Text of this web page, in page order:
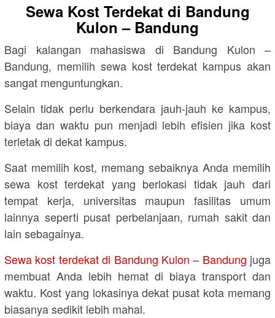
Sewa Kost Terdekat di Bandung
Kulon – Bandung
Bagi kalangan mahasiswa di Bandung Kulon –
Bandung, memilih sewa kost terdekat kampus akan
sangat menguntungkan.
Selain tidak perlu berkendara jauh-jauh ke kampus,
biaya dan waktu pun menjadi lebih efisien jika kost
terletak di dekat kampus.
Saat memilih kost, memang sebaiknya Anda memilih
sewa kost terdekat yang berlokasi tidak jauh dari
tempat kerja, universitas maupun fasilitas umum
lainnya seperti pusat perbelanjaan, rumah sakit dan
lain sebagainya.
Sewa kost terdekat di Bandung Kulon – Bandung juga
membuat Anda lebih hemat di biaya transport dan
waktu. Kost yang lokasinya dekat pusat kota memang
biasanya sedikit lebih mahal.